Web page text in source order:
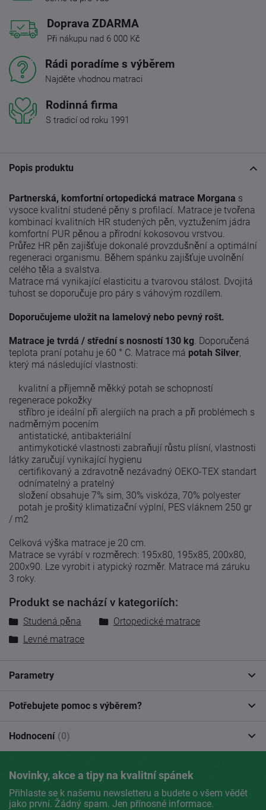
Doprava ZDARMA
Při nákupu nad 6 000 Kč
Rádi poradíme s výběrem
Najděte vhodnou matraci
Rodinná firma
S tradicí od roku 1991
Popis produktu
Partnerská, komfortní ortopedická matrace Morgana s
vysoce kvalitní studené pěny s profilací. Matrace je tvořena
kombinací kvalitních HR studených pěn, vyztužením jádra
komfortní PUR pěnou a přírodní kokosovou vrstvou.
Průřez HR pěn zajišťuje dokonalé provzdušnění a optimální
regeneraci organismu. Během spánku zajišťuje uvolnění
celého těla a svalstva.
Matrace má vynikající elasticitu a tvarovou stálost. Dvojitá
tuhost se doporučuje pro páry s váhovým rozdílem.
Doporučujeme uložit na lamelový nebo pevný rošt.
Matrace je tvrdá / střední s nosností 130 kg. Doporučená
teplota praní potahu je 60 ° C. Matrace má potah Silver,
který má následující vlastnosti:
kvalitní a příjemně měkký potah se schopností
regenerace pokožky
stříbro je ideální při alergiích na prach a při problémech s
nadměrným pocením
antistatické, antibakteriální
antimykotické vlastnosti zabraňují růstu plísní, vlastnosti
látky zaručují vynikající hygienu
certifikovaný a zdravotně nezávadný OEKO-TEX standart
odnímatelný a pratelný
složení obsahuje 7% sim, 30% viskóza, 70% polyester
potah je prošitý klimatizační výplní, PES vláknem 250 gr
/ m2
Celková výška matrace je 20 cm.
Matrace se vyrábí v rozměrech: 195x80, 195x85, 200x80,
200x90. Lze vyrobit i atypický rozměr. Matrace má záruku
3 roky.
Produkt se nachází v kategoriích:
Studená pěna
Ortopedické matrace
Levné matrace
Parametry
Potřebujete pomoc s výběrem?
Hodnocení (0)
Novinky, akce a tipy na kvalitní spánek
Přihlaste se k našemu newsletteru a budete o všem vědět
jako první. Žádný spam. Jen přínosné informace.